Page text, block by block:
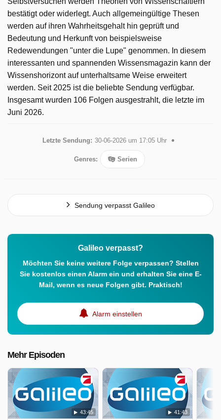
bestätigt oder widerlegt. Auch allgemeingültige Thesen
werden auf ihren Wahrheitsgehalt hin geprüft und
Bedeutung und Herkunft von beispielsweise
Redewendungen "unter die Lupe" genommen. In diesem
interessanten und spannenden Wissensmagazin kann der
Wissenshorizont auf unterhaltsame Weise erweitert
werden. Seit 2025 ist die beliebte Sendung verfügbar.
Insgesamt wurden 106 Folgen ausgestrahlt, die letzte im
Juni 2026.
Letzte Sendung: 30-06-2026 um 17:05 Uhr
Genres: Serien
Sendung verpasst Galileo
Galileo verpasst?
Möchten Sie keine weitere Folge verpassen? Stellen
Sie kostenlos einen Alarm ein und erhalten Sie eine E-
Mail, wenn es neue Folgen gibt. Praktisch!
Alarm einstellen
Mehr Episoden
43:45 41:43